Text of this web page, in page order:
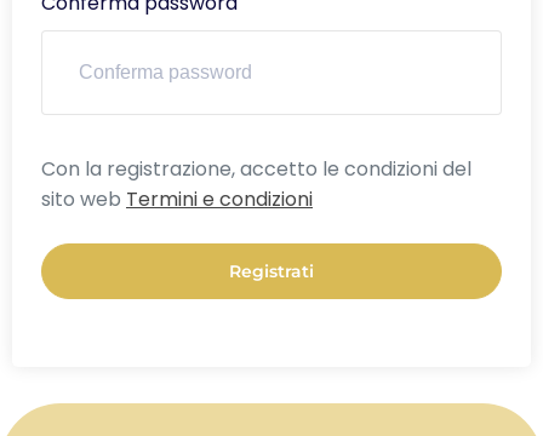
Alternative:
Con la registrazione, accetto le condizioni del
sito web Termini e condizioni
Registrati